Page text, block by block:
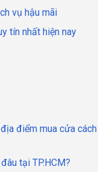
vụ hậu mãi
tín nhất hiện nay
điểm mua cửa
tại TP.HCM?